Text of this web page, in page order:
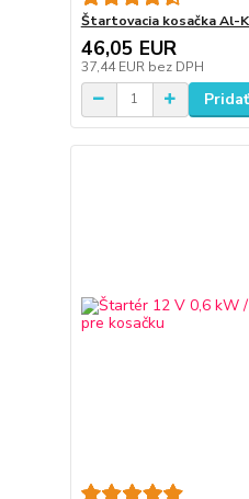
Štartovacia kosačka Al-
46,05 EUR
37,44 EUR bez DPH